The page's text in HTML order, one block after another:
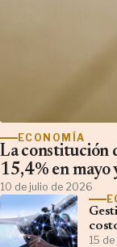
ECONOMÍA
La constitución
15,4% en
10 de julio de 2026
15